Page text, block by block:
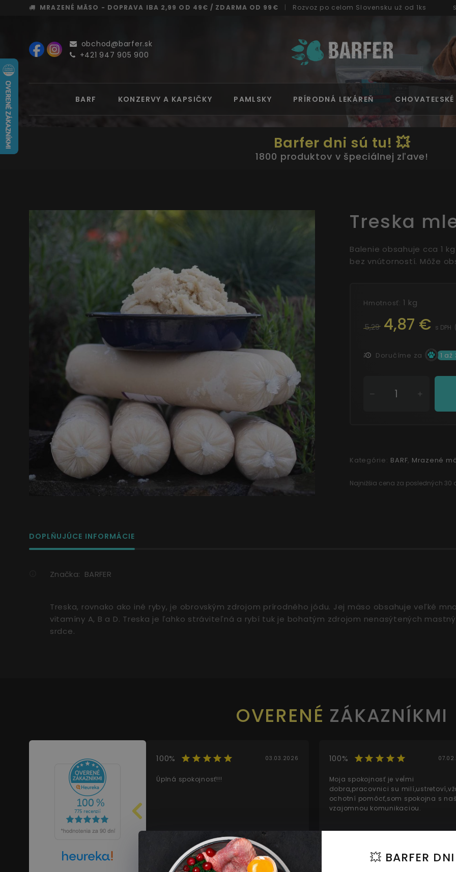
MRAZENÉ MÄSO - DOPRAVA IBA 2,99 OD 49€ / ZDARMA OD 99€ Rozvoz po celom Slovensku už od 1ks
obchod@barfer.sk
+421 947 905 900
BARF KONZERVY A KAPSIČKY PAMLSKY PRÍRODNÁ LEKÁREŇ CHOVATEĽSKÉ
Barfer dni sú tu! 💥
1800 produktov v špeciálnej zľave!
Treska
Balenie obsahuje cca 1
bez vnútorností. Môže
Hmotnosť: 1 kg
5,29 4,87 € s DPH (
Doručíme za 1
Kategórie: BARF, Mrazené
Najnižšia cena za posledných 30
DOPLŇUJÚCE INFORMÁCIE
Značka: BARFER
Treska, rovnako ako iné ryby, je obrovským zdrojom prírodného jódu. Jej mäso obsahuje veľké
vitamíny A, B a D. Treska je ľahko stráviteľná a rybí tuk je bohatým zdrojom nenasýtených
srdce.
OVERENÉ ZÁKAZNÍKMI
100% 03.03.2026
Úplná spokojnosť!!!
OVERENÝ ZÁKAZNÍK
100%
Moja spokojnosť je veĺmi
dobra,pracovnici su
ochotní pomôcť,som spokojna s
vzajomnou komunikaciou.
OVERENÝ ZÁKAZNÍK
💥 BARFER